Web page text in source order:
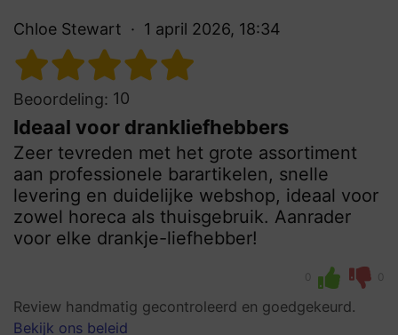
Chloe Stewart 1 april 2026, 18:34
Beoordeling: 10
Ideaal voor drankliefhebbers
Zeer tevreden met het grote assortiment
aan professionele barartikelen, snelle
levering en duidelijke webshop, ideaal voor
zowel horeca als thuisgebruik. Aanrader
voor elke drankje-liefhebber!
0 0
Review handmatig gecontroleerd en goedgekeurd.
Bekijk ons beleid